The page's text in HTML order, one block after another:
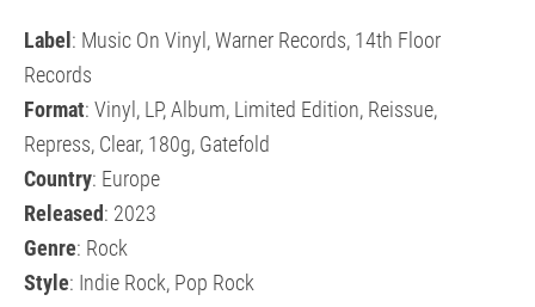
Label : Music On Vinyl, Warner Records, 14th Floor
Records
Format: Vinyl, LP, Album, Limited Edition, Reissue,
Repress, Clear, 180g, Gatefold
Country: Europe
Released: 2023
Genre: Rock
Style: Indie Rock, Pop Rock